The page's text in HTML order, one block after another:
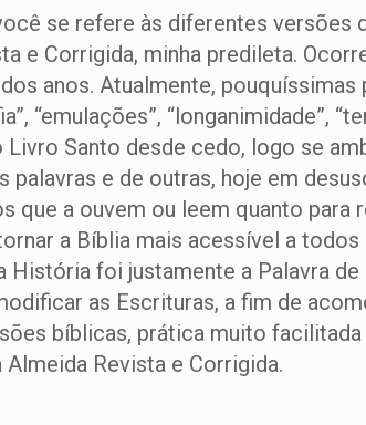
se refere às diferentes versões
e Corrigida, minha predileta.
anos. Atualmente,
“emulações”, “longanimidade”,
Livro Santo desde cedo, logo se
palavras e de outras, hoje em
que a ouvem ou leem quanto
a Bíblia mais acessível a
História foi justamente a Palavra
as Escrituras, a fim de
bíblicas, prática muito
Almeida Revista e Corrigida.